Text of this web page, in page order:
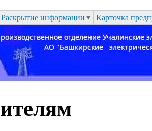
Раскрытие информации Карточка